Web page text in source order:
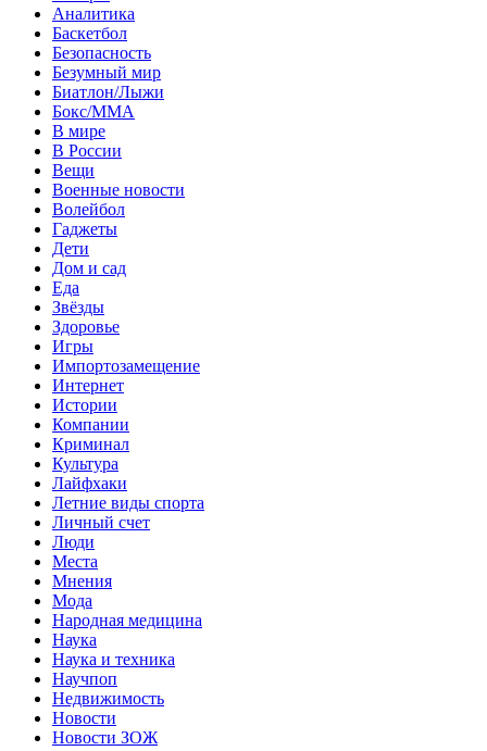
Аналитика
Баскетбол
Безопасность
Безумный мир
Биатлон/Лыжи
Бокс/MMA
В мире
В России
Вещи
Военные новости
Волейбол
Гаджеты
Дети
Дом и сад
Еда
Звёзды
Здоровье
Игры
Импортозамещение
Интернет
Истории
Компании
Криминал
Культура
Лайфхаки
Летние виды спорта
Личный счет
Люди
Места
Мнения
Мода
Народная медицина
Наука
Наука и техника
Научпоп
Недвижимость
Новости
Новости ЗОЖ